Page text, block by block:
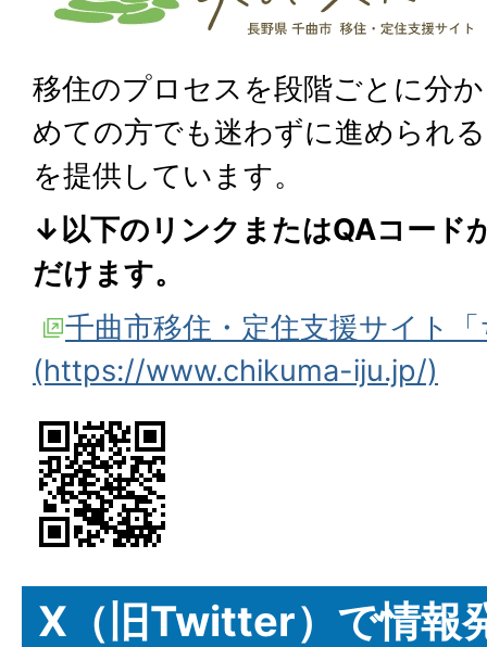
移住のプロセスを段階ごとに分
めての方でも迷わずに進められ
を提供しています。
↓以下のリンクまたはQAコード
だけます。
千曲市移住・定住支援サイト
(https://www.chikuma-iju.jp/)
X（旧Twitter）で情報